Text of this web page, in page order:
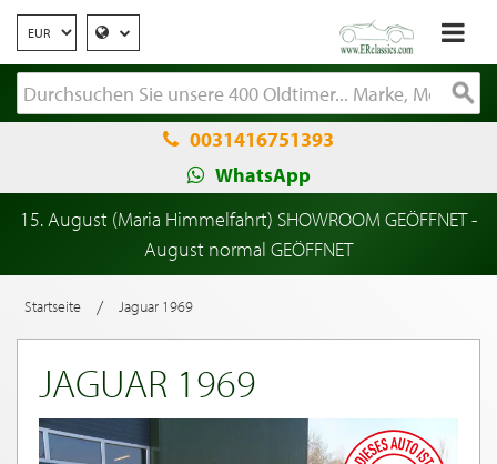
0031416751393
WhatsApp
15. August (Maria Himmelfahrt) SHOWROOM GEÖFFNET -
August normal GEÖFFNET
Startseite / Jaguar 1969
JAGUAR 1969